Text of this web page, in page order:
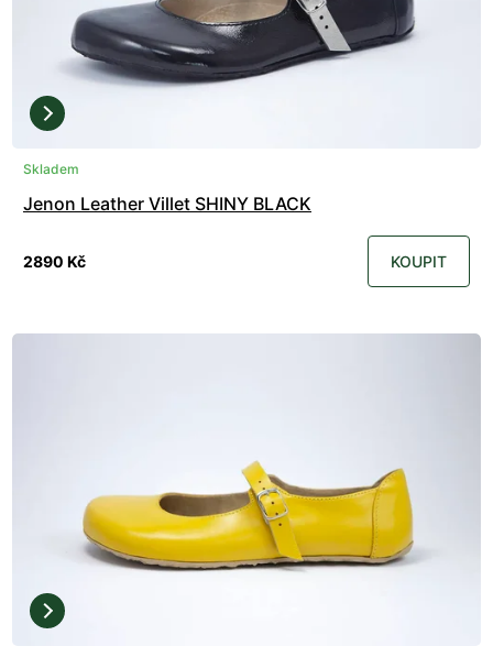
Skladem
Jenon Leather Villet SHINY BLACK
2890 Kč KOUPIT